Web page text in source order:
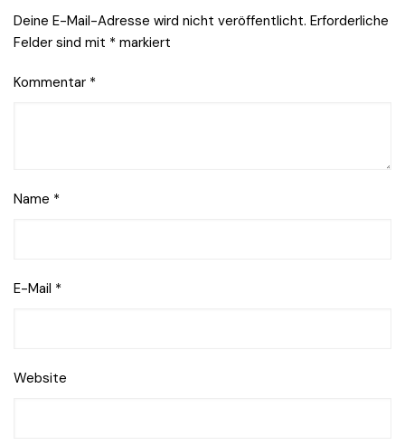
Deine E-Mail-Adresse wird nicht veröffentlicht. Erforderliche
Felder sind mit * markiert
Kommentar *
Name *
E-Mail *
Website